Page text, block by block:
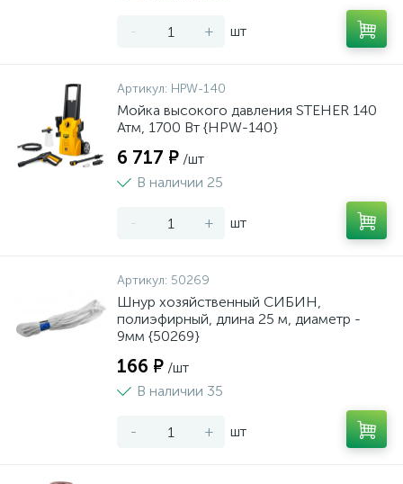
- + шт
Артикул: HPW-140
Мойка высокого давления STEHER 140
Атм, 1700 Вт {HPW-140}
6 717 ₽ /шт
В наличии 25
- + шт
Артикул: 50269
Шнур хозяйственный СИБИН,
полиэфирный, длина 25 м, диаметр -
9мм {50269}
166 ₽ /шт
В наличии 35
- + шт